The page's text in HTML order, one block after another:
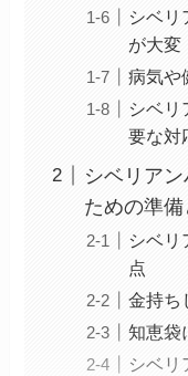
シベリ
が大変
病気や
シベリ
要な対
シベリア
ための準
シベリ
点
金持ち
知恵袋
シベリ